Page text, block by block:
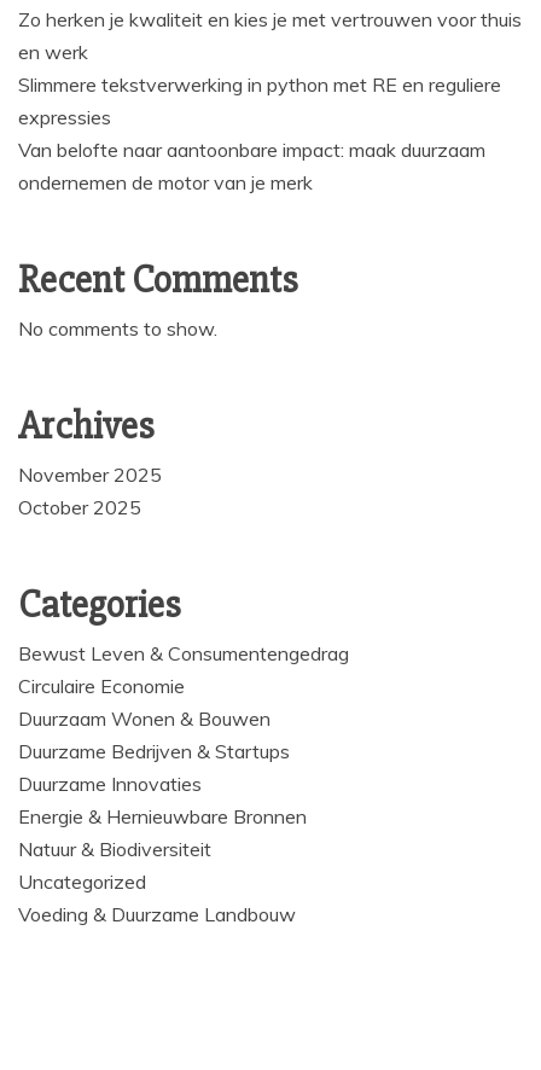
Zo herken je kwaliteit en kies je met vertrouwen voor thuis
en werk
Slimmere tekstverwerking in python met RE en reguliere
expressies
Van belofte naar aantoonbare impact: maak duurzaam
ondernemen de motor van je merk
Recent Comments
No comments to show.
Archives
November 2025
October 2025
Categories
Bewust Leven & Consumentengedrag
Circulaire Economie
Duurzaam Wonen & Bouwen
Duurzame Bedrijven & Startups
Duurzame Innovaties
Energie & Hernieuwbare Bronnen
Natuur & Biodiversiteit
Uncategorized
Voeding & Duurzame Landbouw